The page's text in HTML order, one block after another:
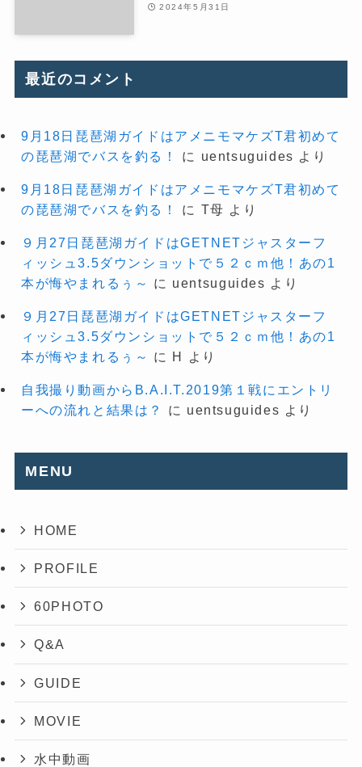
2024年5月31日
最近のコメント
9月18日琵琶湖ガイドはアメニモマケズT君初めて
の琵琶湖でバスを釣る！
に uentsuguides より
9月18日琵琶湖ガイドはアメニモマケズT君初めて
の琵琶湖でバスを釣る！
に T母 より
９月27日琵琶湖ガイドはGETNETジャスターフ
ィッシュ3.5ダウンショットで５２ｃｍ他！あの1
本が悔やまれるぅ～
に uentsuguides より
９月27日琵琶湖ガイドはGETNETジャスターフ
ィッシュ3.5ダウンショットで５２ｃｍ他！あの1
本が悔やまれるぅ～
に H より
自我撮り動画からB.A.I.T.2019第１戦にエントリ
ーへの流れと結果は？
に uentsuguides より
MENU
HOME
PROFILE
60PHOTO
Q&A
GUIDE
MOVIE
水中動画